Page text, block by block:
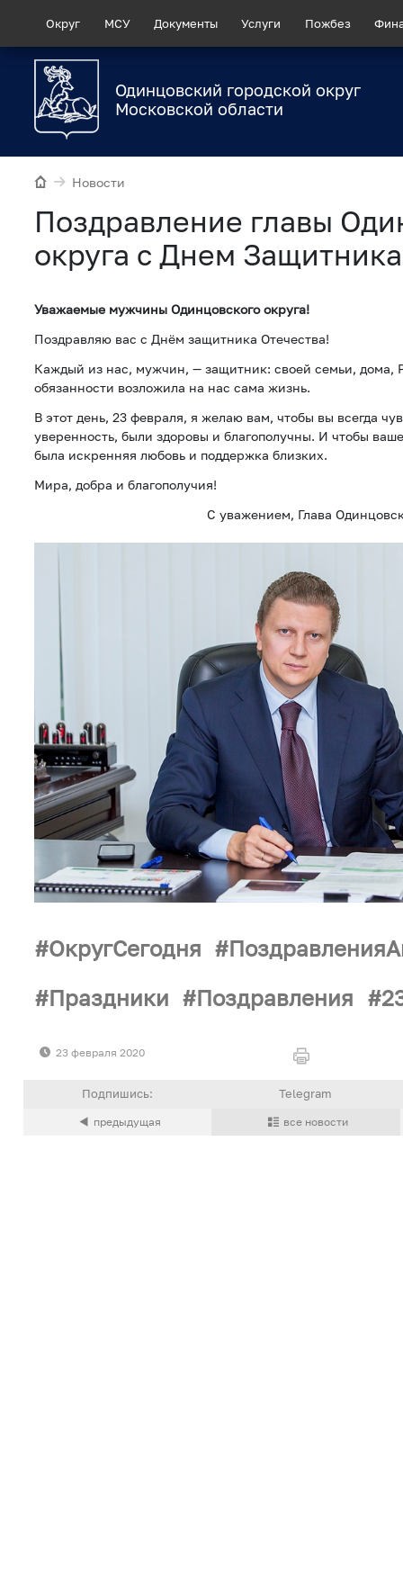
Округ МСУ Документы Услуги Пожбез
Одинцовский городской округ
Московской области
Новости
Поздравление главы
округа с Днем
Уважаемые мужчины Одинцовского округа!
Поздравляю вас с Днём защитника Отечества!
Каждый из нас, мужчин, — защитник: своей семьи, дома,
обязанности возложила на нас сама жизнь.
В этот день, 23 февраля, я желаю вам, чтобы вы всегда
уверенность, были здоровы и благополучны. И чтобы
была искренняя любовь и поддержка близких.
Мира, добра и благополучия!
С уважением, Глава
ОкругСегодня
Праздники
Поздравления
23 февраля 2020